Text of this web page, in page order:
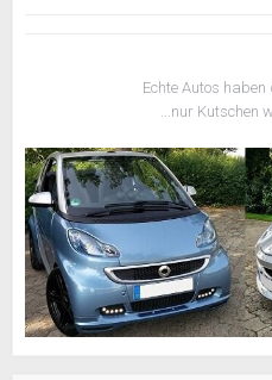
Echte Autos haben
...nur Kutschen